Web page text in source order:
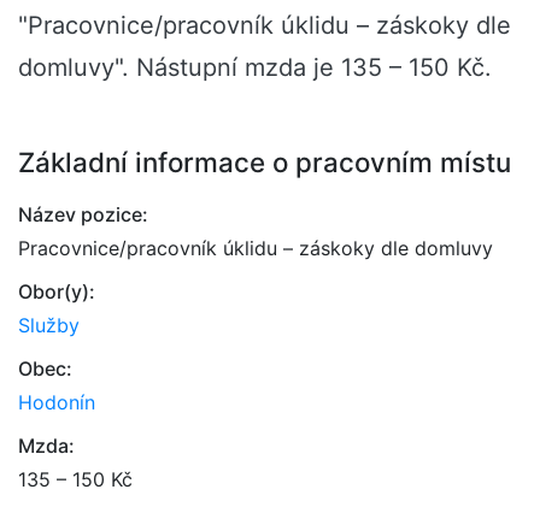
"Pracovnice/pracovník úklidu – záskoky dle
domluvy". Nástupní mzda je 135 – 150 Kč.
Základní informace o pracovním místu
Název pozice:
Pracovnice/pracovník úklidu – záskoky dle domluvy
Obor(y):
Služby
Obec:
Hodonín
Mzda:
135 – 150 Kč